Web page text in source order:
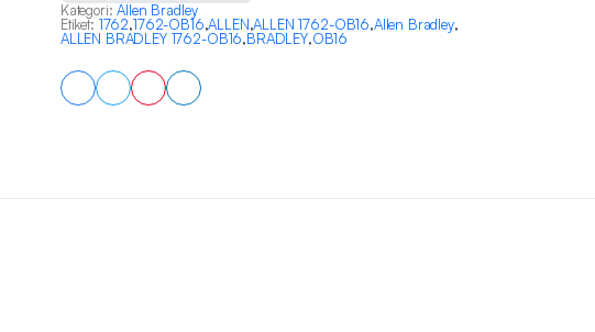
Kategori: Allen Bradley
Etiket: 1762,1762-OB16,ALLEN,ALLEN 1762-OB16,Allen Bradley,
ALLEN BRADLEY 1762-OB16,BRADLEY,OB16